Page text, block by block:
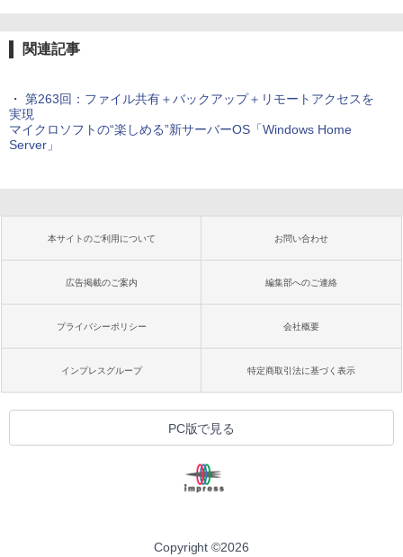
関連記事
・ 第263回：ファイル共有＋バックアップ＋リモートアクセスを
実現
マイクロソフトの“楽しめる”新サーバーOS「Windows Home
Server」
本サイトのご利用について お問い合わせ
広告掲載のご案内 編集部へのご連絡
プライバシーポリシー 会社概要
インプレスグループ 特定商取引法に基づく表示
PC版で見る
Copyright ©2026